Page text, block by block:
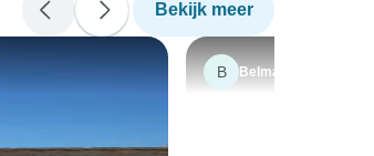
Bekijk meer
B Belmarie